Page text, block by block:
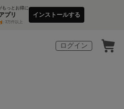
もっとお得に
プリ
3万件以上
インストールする
ログイン